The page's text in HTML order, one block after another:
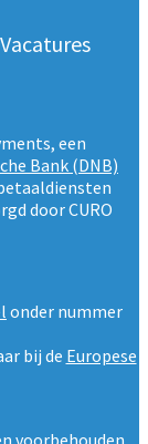
Vacatures
een
Bank (DNB)
door CURO
onder nummer
bij de Europese
voorbehouden.